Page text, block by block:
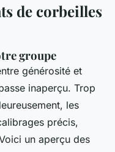
de corbeilles
groupe
générosité et
inaperçu. Trop
les
précis,
un aperçu des